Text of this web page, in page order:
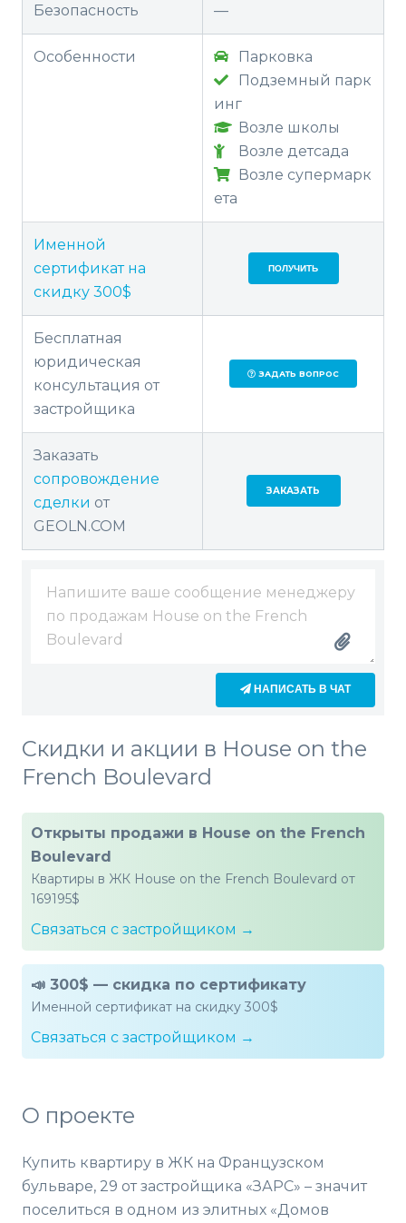
Безопасность —
Особенности
Парковка
Подземный парк
инг
Возле школы
Возле детсада
Возле супермарк
ета
Именной
сертификат на
скидку 300$
ПОЛУЧИТЬ
Бесплатная
юридическая
консультация от
застройщика
ЗАДАТЬ ВОПРОС
Заказать
сопровождение
сделки от
GEOLN.COM
ЗАКАЗАТЬ
НАПИСАТЬ В ЧАТ
Скидки и акции в House on the
French Boulevard
Открыты продажи в House on the French
Boulevard
Квартиры в ЖК House on the French Boulevard от
169195$
Связаться с застройщиком →
📣 300$ — скидка по сертификату
Именной сертификат на скидку 300$
Связаться с застройщиком →
О проекте
Купить квартиру в ЖК на Французском
бульваре, 29 от застройщика «ЗАРС» – значит
поселиться в одном из элитных «Домов